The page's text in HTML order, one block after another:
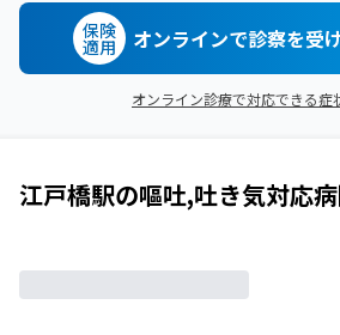
保険
適用 オンラインで診察を受
オンライン診療で対応できる症
江戸橋駅の嘔吐,吐き気対応